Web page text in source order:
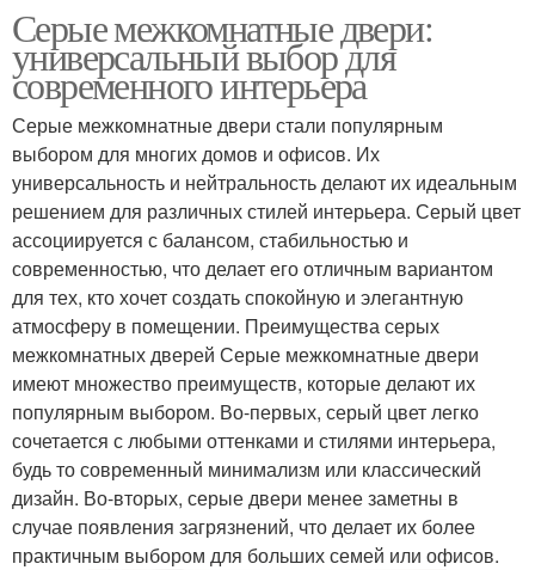
Серые межкомнатные двери:
универсальный выбор для
современного интерьера
Серые межкомнатные двери стали популярным
выбором для многих домов и офисов. Их
универсальность и нейтральность делают их идеальным
решением для различных стилей интерьера. Серый цвет
ассоциируется с балансом, стабильностью и
современностью, что делает его отличным вариантом
для тех, кто хочет создать спокойную и элегантную
атмосферу в помещении. Преимущества серых
межкомнатных дверей Серые межкомнатные двери
имеют множество преимуществ, которые делают их
популярным выбором. Во-первых, серый цвет легко
сочетается с любыми оттенками и стилями интерьера,
будь то современный минимализм или классический
дизайн. Во-вторых, серые двери менее заметны в
случае появления загрязнений, что делает их более
практичным выбором для больших семей или офисов.